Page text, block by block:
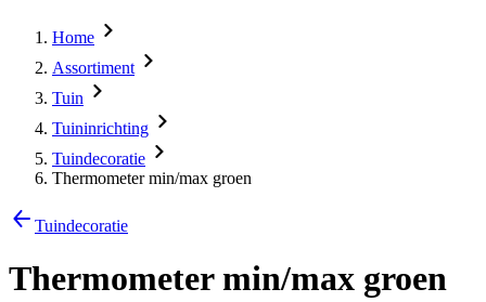
Home
Assortiment
Tuin
Tuininrichting
Tuindecoratie
Thermometer min/max groen
Tuindecoratie
Thermometer min/max groen